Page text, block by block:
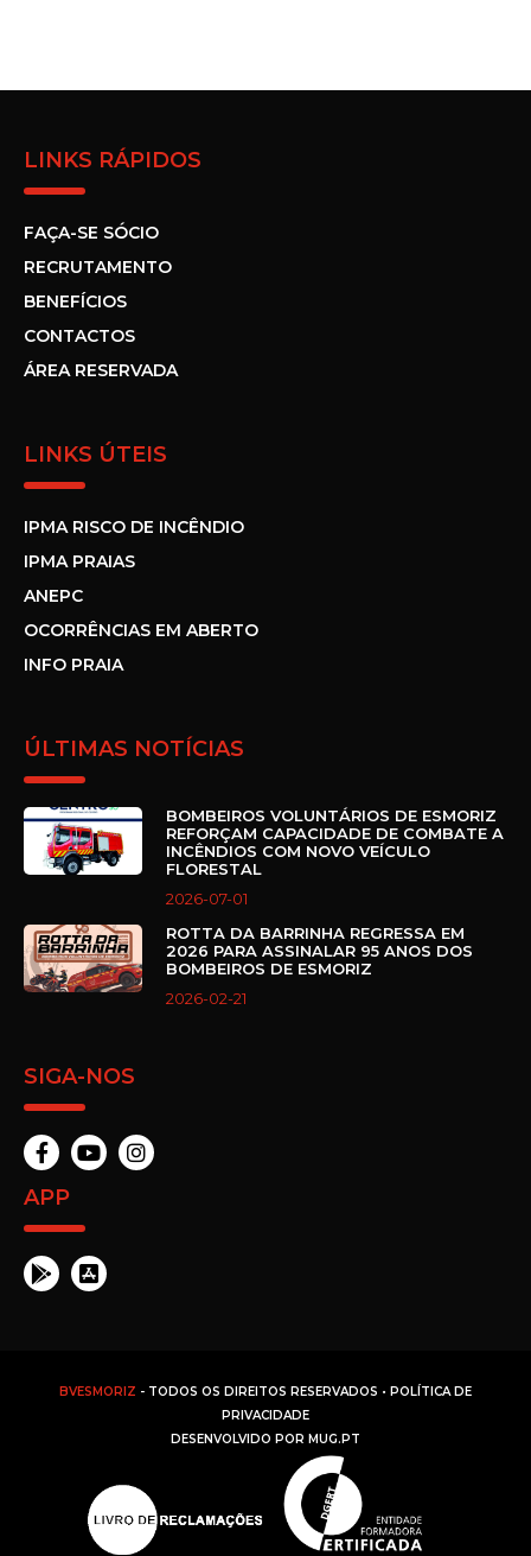
LINKS RÁPIDOS
FAÇA-SE SÓCIO
RECRUTAMENTO
BENEFÍCIOS
CONTACTOS
ÁREA RESERVADA
LINKS ÚTEIS
IPMA RISCO DE INCÊNDIO
IPMA PRAIAS
ANEPC
OCORRÊNCIAS EM ABERTO
INFO PRAIA
ÚLTIMAS NOTÍCIAS
BOMBEIROS VOLUNTÁRIOS DE ESMORIZ
REFORÇAM CAPACIDADE DE COMBATE A
INCÊNDIOS COM NOVO VEÍCULO
FLORESTAL
2026-07-01
ROTTA DA BARRINHA REGRESSA EM
2026 PARA ASSINALAR 95 ANOS DOS
BOMBEIROS DE ESMORIZ
2026-02-21
SIGA-NOS
APP
BVESMORIZ - TODOS OS DIREITOS RESERVADOS • POLÍTICA DE
PRIVACIDADE
DESENVOLVIDO POR MUG.PT